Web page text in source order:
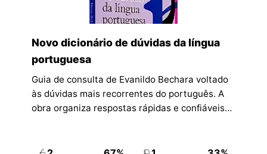
Novo dicionário de dúvidas da língua
portuguesa
Guia de consulta de Evanildo Bechara voltado
às dúvidas mais recorrentes do português. A
obra organiza respostas rápidas e confiáveis